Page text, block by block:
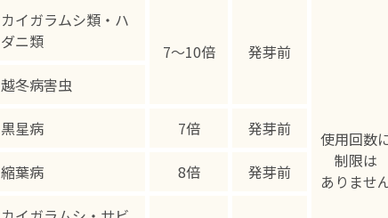
カイガラムシ類・ハ
ダニ類
7〜10倍 発芽前
使用回数
制限は
ありませ
越冬病害虫
黒星病 7倍 発芽前
縮葉病 8倍 発芽前